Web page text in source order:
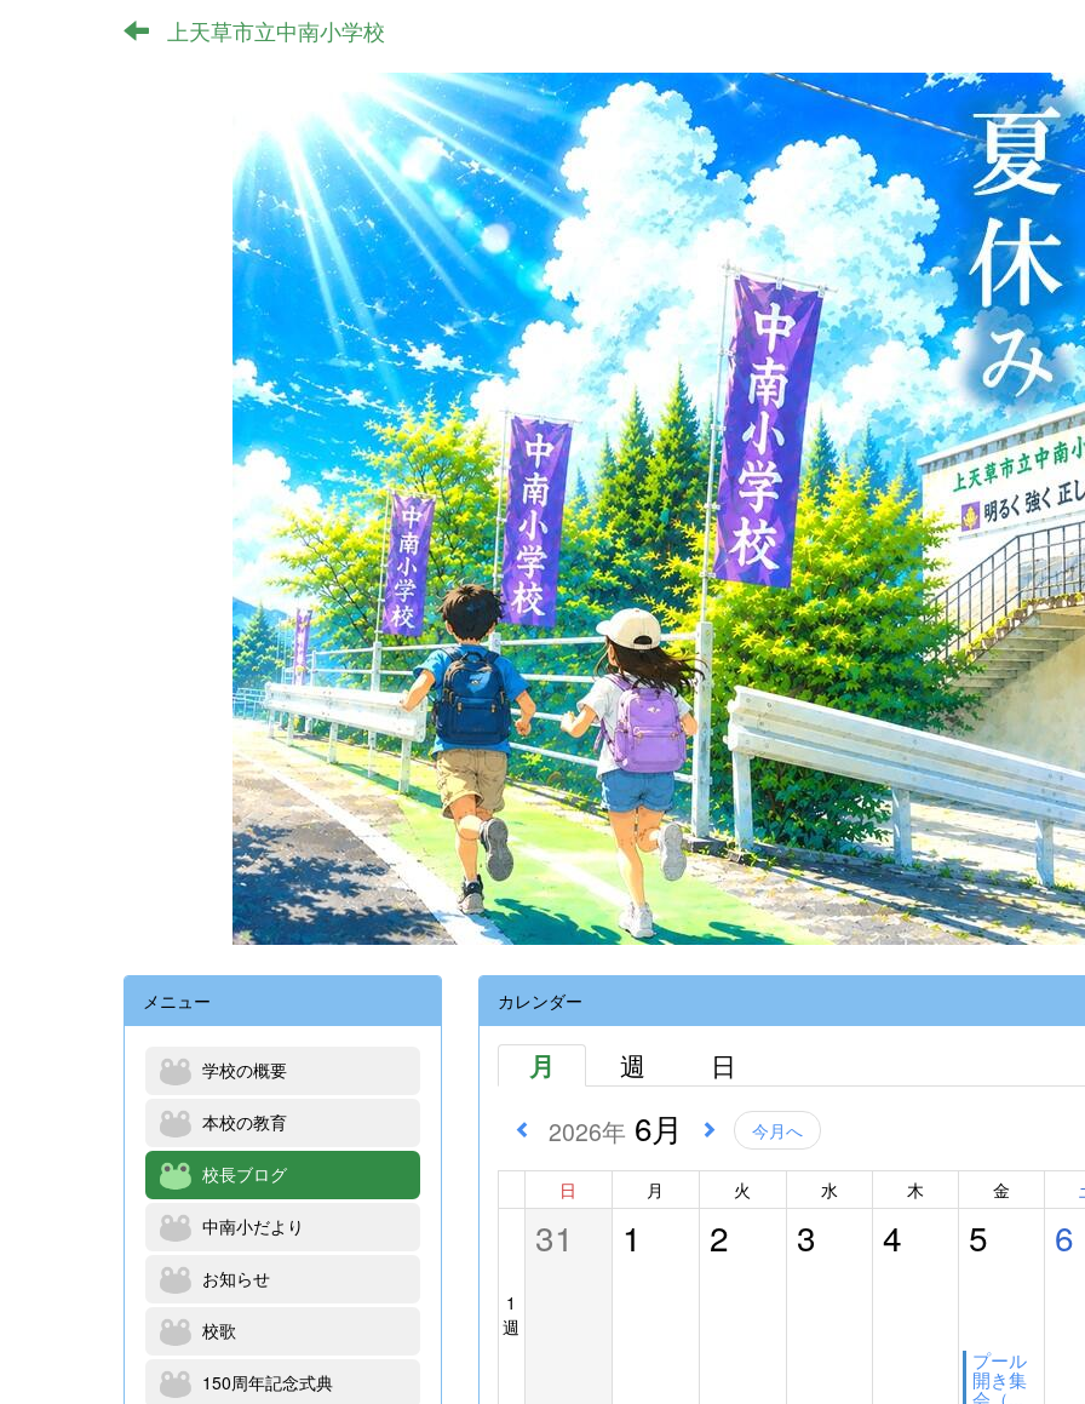
上天草市立中南小学校
カレンダー
月 週 日
2026年 6月 今月へ
日 月 火 水 木 金
1
週
31 1 2 3 4 5
プール
開き集
会（...
6
メニュー
学校の概要
本校の教育
校長ブログ
中南小だより
お知らせ
校歌
150周年記念式典